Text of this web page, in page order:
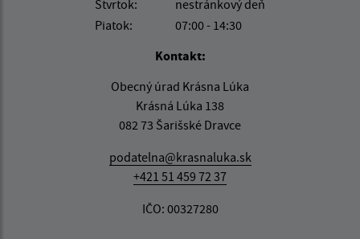
Štvrtok:
nestránkový deň
Piatok:
07:00 - 14:30
Kontakt:
Obecný úrad Krásna Lúka
Krásná Lúka 138
082 73 Šarišské Dravce
podatelna@krasnaluka.sk
+421 51 459 72 37
IČO: 00327280